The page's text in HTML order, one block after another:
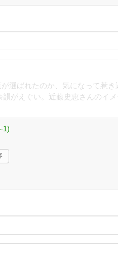
選ばれたのか、気になって惹き
がえぐい。近藤史恵さんのイ
1)